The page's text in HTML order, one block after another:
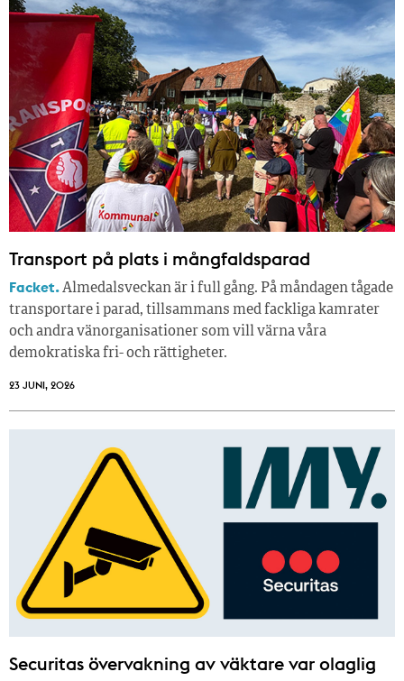
Transport på plats i mångfaldsparad
Facket.Almedalsveckan är i full gång. På måndagen tågade
transportare i parad, tillsammans med fackliga kamrater
och andra vänorganisationer som vill värna våra
demokratiska fri- och rättigheter.
23 JUNI, 2026
Securitas övervakning av väktare var olaglig